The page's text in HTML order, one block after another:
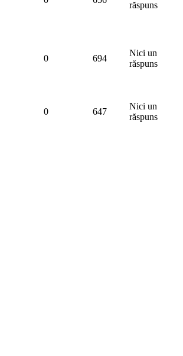
răspuns
0 694
Nici un
răspuns
0 647
Nici un
răspuns